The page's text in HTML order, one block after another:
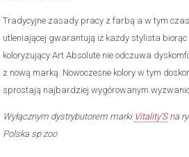
Tradycyjne zasady pracy z farbą a w tym
utleniającej gwarantują iż każdy stylista
koloryzujący Art Absolute nie odczuwa
z nową marką. Nowoczesne kolory w tym
sprostają najbardziej wygórowanym
Wyłącznym dystrybutorem marki Vitality’Sna
Polska sp zoo